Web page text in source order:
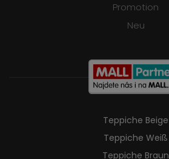
Promotion
Neu
Teppiche Beige
Teppiche Weiß
Teppiche Braun